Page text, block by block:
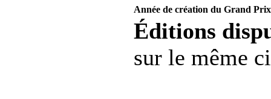
Année de création du Grand
Éditions
sur le même